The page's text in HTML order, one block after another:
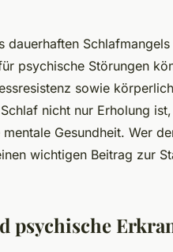
dauerhaften
psychische Störungen
sowie
nicht nur Erholung
Gesundheit. Wer
wichtigen Beitrag zur
psychische